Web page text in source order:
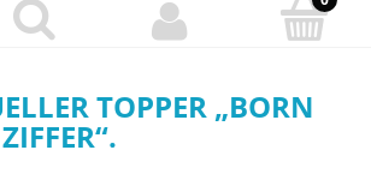
TOPPER „BORN